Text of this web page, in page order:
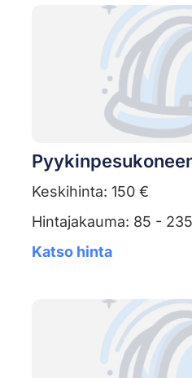
Keskihinta: 150 €
Hintajakauma: 85 -
Katso hinta